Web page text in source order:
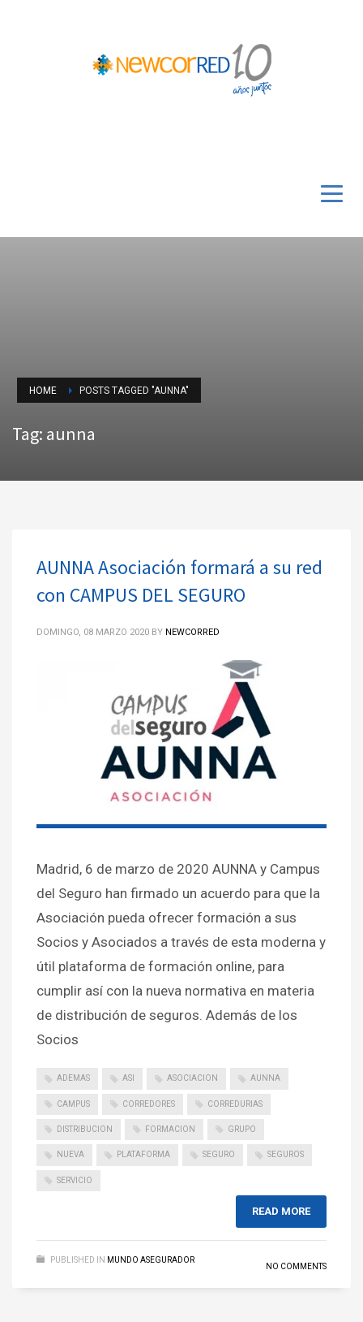
HOME POSTS TAGGED "AUNNA"
Tag: aunna
AUNNA Asociación formará a su red
con CAMPUS DEL SEGURO
DOMINGO, 08 MARZO 2020 BY NEWCORRED
Madrid, 6 de marzo de 2020 AUNNA y Campus
del Seguro han firmado un acuerdo para que la
Asociación pueda ofrecer formación a sus
Socios y Asociados a través de esta moderna y
útil plataforma de formación online, para
cumplir así con la nueva normativa en materia
de distribución de seguros. Además de los
Socios
ADEMAS ASI ASOCIACION AUNNA
CAMPUS CORREDORES CORREDURIAS
DISTRIBUCION FORMACION GRUPO
NUEVA PLATAFORMA SEGURO SEGUROS
SERVICIO
READ MORE
PUBLISHED IN MUNDO ASEGURADOR
NO COMMENTS